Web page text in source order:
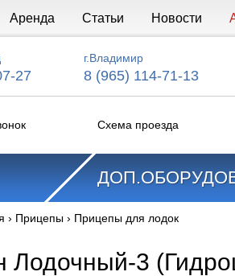
Аренда Статьи Новости
27
г.Владимир
8 (965) 114-71-13
Схема проезда
› Прицепы › Прицепы для лодок
Лодочный-3